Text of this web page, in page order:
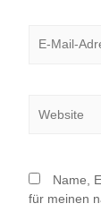
Mail-
Name,
für meinen